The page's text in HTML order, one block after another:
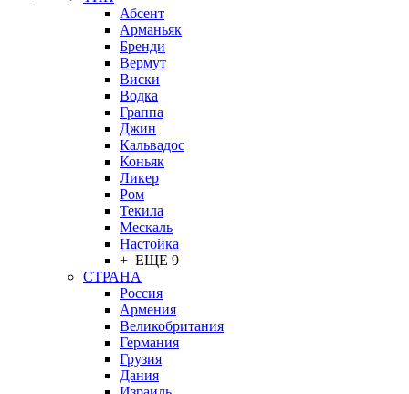
Абсент
Арманьяк
Бренди
Вермут
Виски
Водка
Граппа
Джин
Кальвадос
Коньяк
Ликер
Ром
Текила
Мескаль
Настойка
+ ЕЩЕ 9
СТРАНА
Россия
Армения
Великобритания
Германия
Грузия
Дания